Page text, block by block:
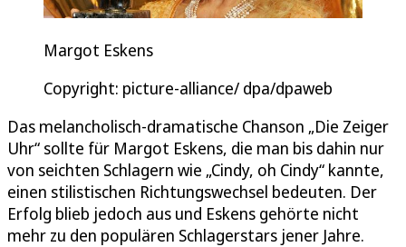
Margot Eskens
Copyright: picture-alliance/ dpa/dpaweb
Das melancholisch-dramatische Chanson „Die Zeiger
Uhr“ sollte für Margot Eskens, die man bis dahin nur
von seichten Schlagern wie „Cindy, oh Cindy“ kannte,
einen stilistischen Richtungswechsel bedeuten. Der
Erfolg blieb jedoch aus und Eskens gehörte nicht
mehr zu den populären Schlagerstars jener Jahre.